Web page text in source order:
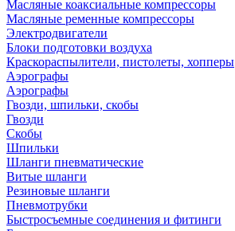
Масляные коаксиальные компрессоры
Масляные ременные компрессоры
Электродвигатели
Блоки подготовки воздуха
Краскораспылители, пистолеты, хопперы
Аэрографы
Аэрографы
Гвозди, шпильки, скобы
Гвозди
Скобы
Шпильки
Шланги пневматические
Витые шланги
Резиновые шланги
Пневмотрубки
Быстросъемные соединения и фитинги